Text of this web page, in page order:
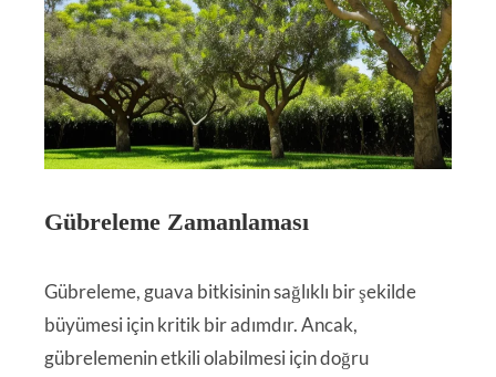
Gübreleme Zamanlaması
Gübreleme, guava bitkisinin sağlıklı bir şekilde
büyümesi için kritik bir adımdır. Ancak,
gübrelemenin etkili olabilmesi için doğru